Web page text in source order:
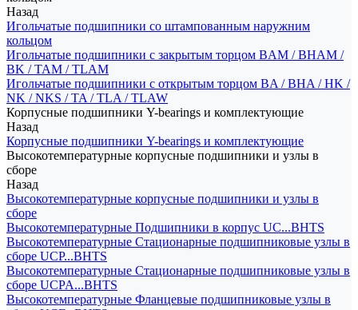
Назад
Игольчатые подшипники со штампованным наружним
кольцом
Игольчатые подшипники с закрытым торцом BAM / BHAM /
BK / TAM / TLAM
Игольчатые подшипники с открытым торцом BA / BHA / HK /
NK / NKS / TA / TLA / TLAW
Корпусные подшипники Y-bearings и комплектующие
Назад
Корпусные подшипники Y-bearings и комплектующие
Высокотемпературные корпусные подшипники и узлы в
сборе
Назад
Высокотемпературные корпусные подшипники и узлы в
сборе
Высокотемпературные Подшипники в корпус UC...BHTS
Высокотемпературные Стационарные подшипниковые узлы в
сборе UCP...BHTS
Высокотемпературные Стационарные подшипниковые узлы в
сборе UCPA...BHTS
Высокотемпературные Фланцевые подшипниковые узлы в